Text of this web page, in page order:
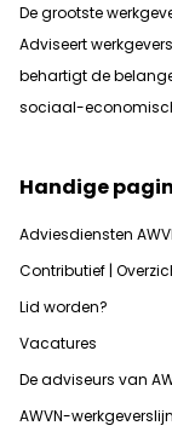
De grootste
Adviseert
behartigt de
sociaal-
Handige
Adviesdiensten
Contributief |
Lid worden?
Vacatures
De adviseurs van
AWVN-werkgeverslijn